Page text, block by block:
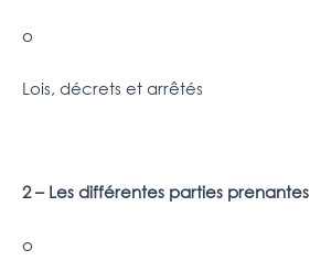
o
Lois, décrets et arrêtés
2 – Les différentes parties prenantes
o